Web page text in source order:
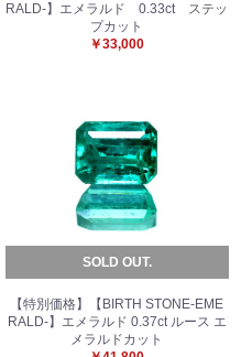
RALD-】エメラルド 0.33ct ステッ
プカット
￥33,000
SOLD OUT.
【特別価格】【BIRTH STONE-EME
RALD-】エメラルド 0.37ct ルース エ
メラルドカット